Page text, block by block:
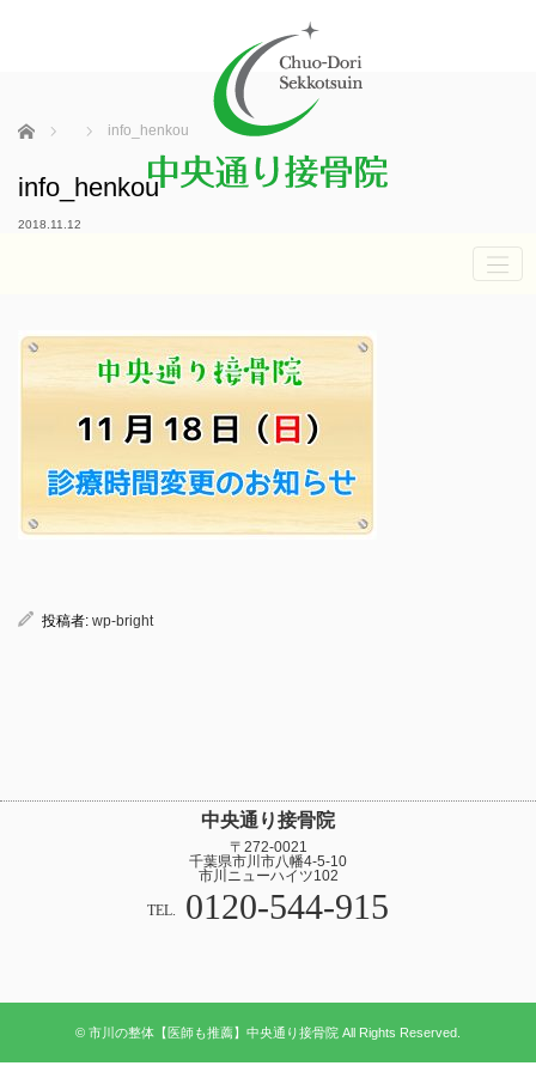
ホーム info_henkou
info_henkou
2018.11.12
投稿者: wp-bright
中央通り接骨院
〒272-0021
千葉県市川市八幡4-5-10
市川ニューハイツ102
TEL. 0120-544-915
© 市川の整体【医師も推薦】中央通り接骨院 All Rights Reserved.